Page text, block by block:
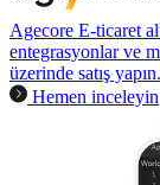
Agecore E-ticaret
entegrasyonlar ve
üzerinde satış yapın.
Hemen inceleyin